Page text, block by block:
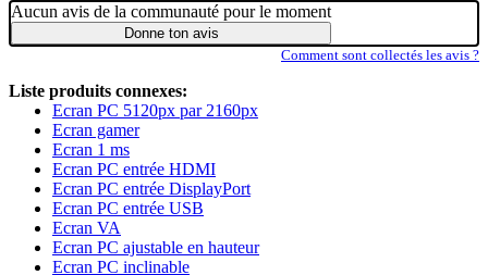
Aucun avis de la communauté pour le moment
Donne ton avis
Comment sont collectés les avis ?
Liste produits connexes:
Ecran PC 5120px par 2160px
Ecran gamer
Ecran 1 ms
Ecran PC entrée HDMI
Ecran PC entrée DisplayPort
Ecran PC entrée USB
Ecran VA
Ecran PC ajustable en hauteur
Ecran PC inclinable